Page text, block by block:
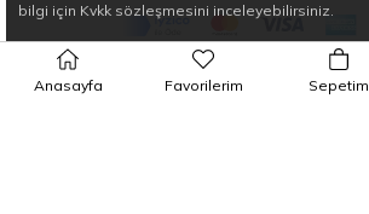
bilgi için Kvkk sözleşmesini inceleyebilirsiniz.
Anasayfa Favorilerim Sepetim